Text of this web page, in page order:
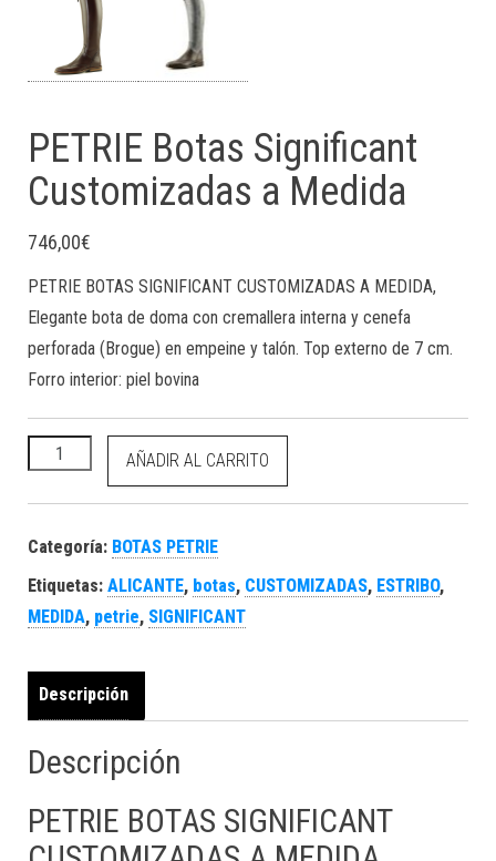
PETRIE Botas Significant
Customizadas a Medida
746,00€
PETRIE BOTAS SIGNIFICANT CUSTOMIZADAS A MEDIDA,
Elegante bota de doma con cremallera interna y cenefa
perforada (Brogue) en empeine y talón. Top externo de 7 cm.
Forro interior: piel bovina
PETRIE Botas Significant Customizadas a Medida cantidad
AÑADIR AL CARRITO
Categoría: BOTAS PETRIE
Etiquetas: ALICANTE, botas, CUSTOMIZADAS, ESTRIBO,
MEDIDA, petrie, SIGNIFICANT
Descripción
Descripción
PETRIE BOTAS SIGNIFICANT